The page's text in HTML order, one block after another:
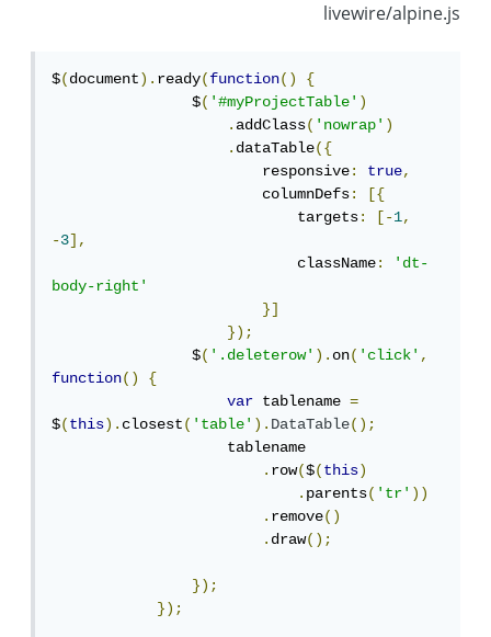
livewire/alpine.js
$(document).ready(function()
{
                $
('#myProjectTable')
.addClass('nowrap')
.dataTable({
                        responsive
: true,
                        columnDefs
:
[{
                            targets
: [-1,
-3],
                            className
:
'dt-
body-right'
}]
});
                $
('.deleterow').on('click',
function()
{
var tablename =
$(this).closest('table').DataTable();
                    tablename
.row($(this)
.parents('tr'))
.remove()
.draw();
});
});